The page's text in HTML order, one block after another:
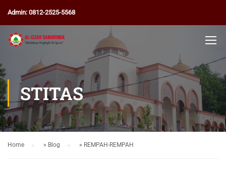
Admin: 0812-2525-5568
STITAS
Home » Blog » REMPAH-REMPAH